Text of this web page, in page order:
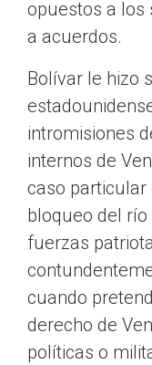
opuestos a los
a acuerdos.
Bolívar le hizo
intromisiones
internos de
caso particular
bloqueo del río
fuerzas
cuando
derecho de
políticas o